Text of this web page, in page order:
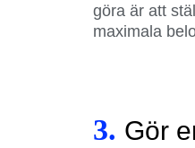
göra är att
maximala
3. Gör